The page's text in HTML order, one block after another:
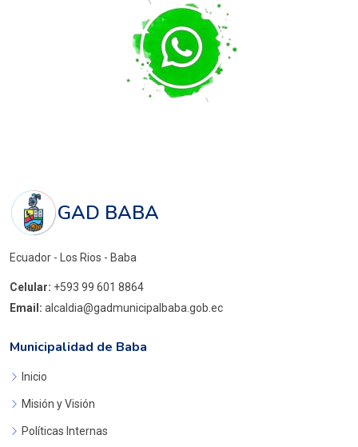
GAD BABA
Ecuador - Los Rios - Baba
Celular: +593 99 601 8864
Email: alcaldia@gadmunicipalbaba.gob.ec
Municipalidad de Baba
Inicio
Misión y Visión
Políticas Internas